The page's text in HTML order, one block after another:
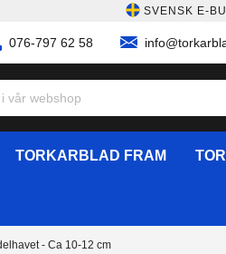
SVENSK E-
076-797 62 58
TORKARBLAD FRAM
- Ca 10-12 cm